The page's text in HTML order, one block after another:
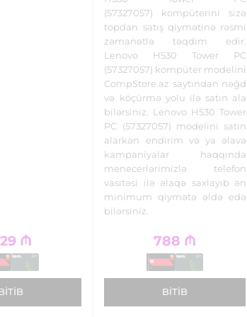
₼
(57327057) kompüterini sizə
topdan satış qiymətinə rəsmi
zəmanətlə təqdim edir.
Lenovo H530 Tower PC
(57327057) kompüter modelini
CompStore.az saytından nəğd
və köçürmə yolu ilə satın ala
bilərsiniz. Lenovo H530 Tower
PC (57327057) modelini satın
alarkən endirim və ya əlavə
kampaniyalar haqqında
menecerlərimizlə telefon
vasitəsi ilə əlaqə saxlayıb ən
minimum qiymətə əldə edə
bilərsiniz.
788 ₼
BITIB